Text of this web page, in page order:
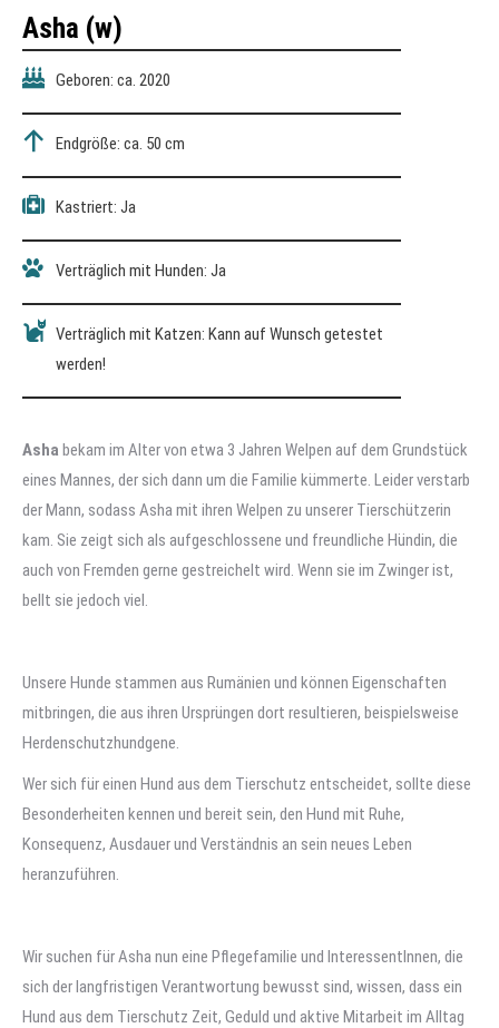
Asha (w)
Geboren: ca. 2020
Endgröße: ca. 50 cm
Kastriert: Ja
Verträglich mit Hunden: Ja
Verträglich mit Katzen: Kann auf Wunsch getestet
werden!
Asha bekam im Alter von etwa 3 Jahren Welpen auf dem Grundstück
eines Mannes, der sich dann um die Familie kümmerte. Leider verstarb
der Mann, sodass Asha mit ihren Welpen zu unserer Tierschützerin
kam. Sie zeigt sich als aufgeschlossene und freundliche Hündin, die
auch von Fremden gerne gestreichelt wird. Wenn sie im Zwinger ist,
bellt sie jedoch viel.
Unsere Hunde stammen aus Rumänien und können Eigenschaften
mitbringen, die aus ihren Ursprüngen dort resultieren, beispielsweise
Herdenschutzhundgene.
Wer sich für einen Hund aus dem Tierschutz entscheidet, sollte diese
Besonderheiten kennen und bereit sein, den Hund mit Ruhe,
Konsequenz, Ausdauer und Verständnis an sein neues Leben
heranzuführen.
Wir suchen für Asha nun eine Pflegefamilie und InteressentInnen, die
sich der langfristigen Verantwortung bewusst sind, wissen, dass ein
Hund aus dem Tierschutz Zeit, Geduld und aktive Mitarbeit im Alltag